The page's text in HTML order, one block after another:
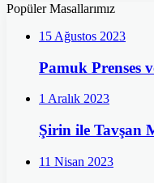
Popüler Masallarımız
15 Ağustos 2023
Pamuk Prenses
1 Aralık 2023
Şirin ile Tavşan
11 Nisan 2023